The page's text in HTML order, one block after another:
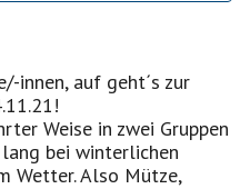
innen, auf geht´s zur
Weise in zwei Gruppen
bei winterlichen
Wetter. Also Mütze,